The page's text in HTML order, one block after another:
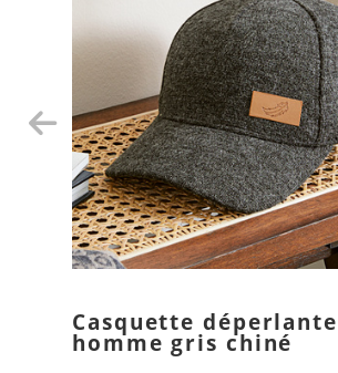
Casquette déperlante
homme gris chiné